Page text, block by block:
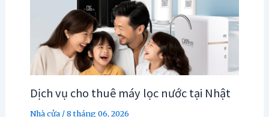
Dịch vụ cho thuê máy lọc nước tại Nhật
Nhà cửa/8 tháng 06, 2026